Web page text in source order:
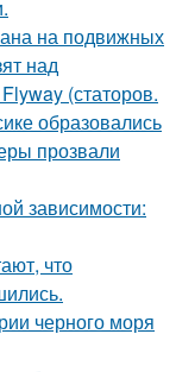
на подвижных
над
(статоров.
образовались
прозвали
зависимости:
что
черного моря